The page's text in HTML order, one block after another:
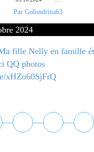
Par Golondrina63
fille Nelly en famille
QQ photos
xHZo60SjFrQ